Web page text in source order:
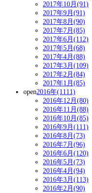
2017年10月(91)
2017年9月(91)
2017年8月(90)
2017年7月(85)
2017年6月(112)
2017年5月(68)
2017年4月(88)
2017年3月(109)
2017年2月(84)
2017年1月(85)
open2016年(1111)
2016年12月(80)
2016年11月(88)
2016年10月(85)
2016年9月(111)
2016年8月(73)
2016年7月(96)
2016年6月(120)
2016年5月(73)
2016年4月(94)
2016年3月(113)
2016年2月(90)